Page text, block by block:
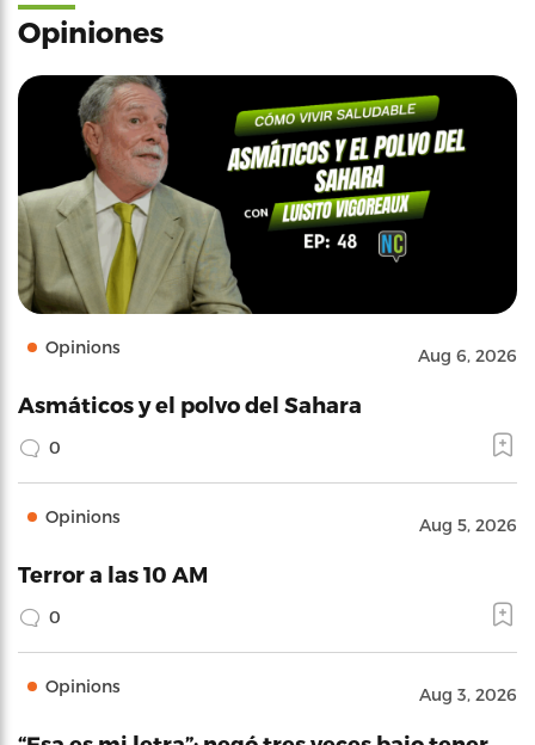
Opiniones
Opinions Aug 6, 2026
Asmáticos y el polvo del Sahara
0
Opinions Aug 5, 2026
Terror a las 10 AM
0
Opinions Aug 3, 2026